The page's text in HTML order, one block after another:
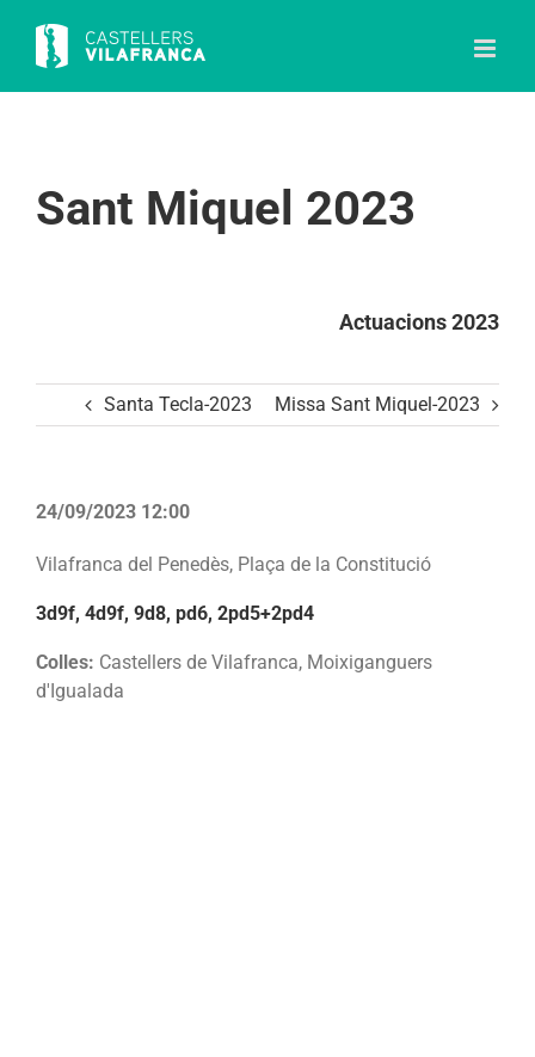
content
Sant Miquel 2023
Actuacions 2023
Santa Tecla-2023 Missa Sant Miquel-2023
24/09/2023 12:00
Vilafranca del Penedès, Plaça de la Constitució
3d9f, 4d9f, 9d8, pd6, 2pd5+2pd4
Colles: Castellers de Vilafranca, Moixiganguers
d'Igualada